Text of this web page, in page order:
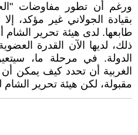
ورغم أن تطور مفاوضات
بقيادة الجولاني غير مؤكد،
طابعها. لدى هيئة تحرير الشام
ذلك، لديها الآن القدرة
الدولة. في مرحلة ما،
الغربية أن تحدد كيف يمكن
مقبولة، لكن هيئة تحرير